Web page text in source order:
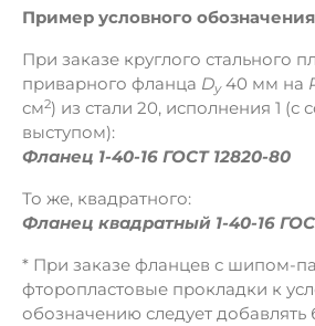
Пример условного
При заказе круглого стального
приварного фланца Dy40 мм на
см2) из стали 20, исполнения 1 (с
выступом):
Фланец 1-40-16 ГОСТ 12820-80
То же, квадратного:
Фланец квадратный 1-40-16
* При заказе фланцев с шипом-
фторопластовые прокладки к
обозначению следует добавлять